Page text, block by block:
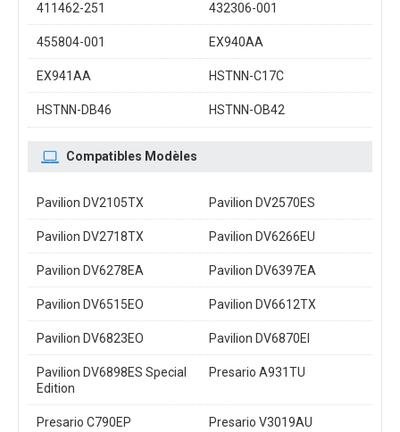
411462-251 432306-001
455804-001 EX940AA
EX941AA HSTNN-C17C
HSTNN-DB46 HSTNN-OB42
Compatibles Modèles
Pavilion DV2105TX Pavilion DV2570ES
Pavilion DV2718TX Pavilion DV6266EU
Pavilion DV6278EA Pavilion DV6397EA
Pavilion DV6515EO Pavilion DV6612TX
Pavilion DV6823EO Pavilion DV6870EI
Pavilion DV6898ES Special
Edition
Presario A931TU
Presario C790EP Presario V3019AU